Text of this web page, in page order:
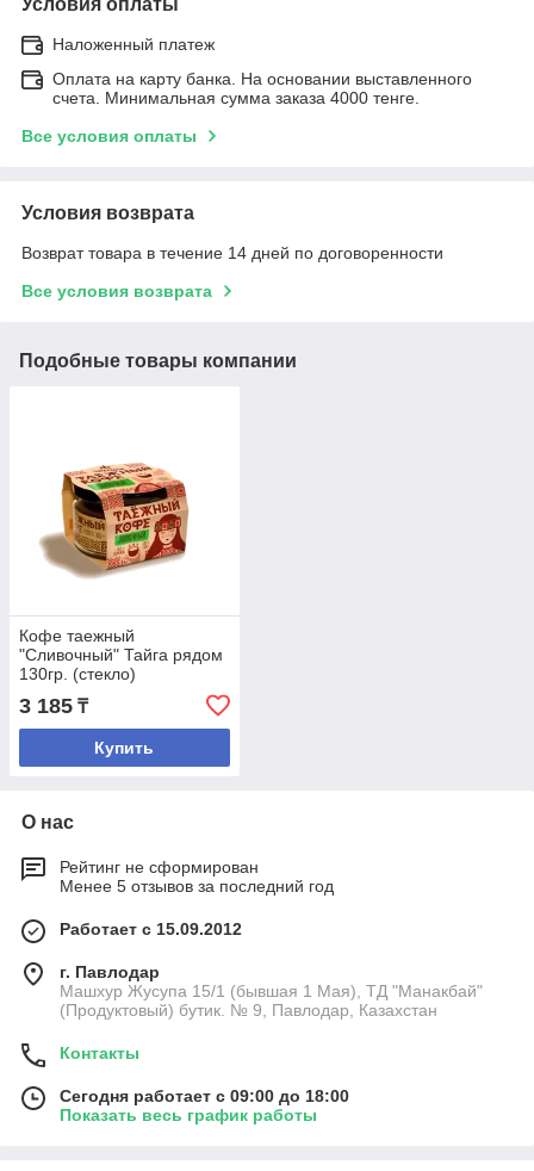
Наложенный платеж
Оплата на карту банка. На основании выставленного
счета. Минимальная сумма заказа 4000 тенге.
Все условия оплаты
Условия возврата
Возврат товара в течение 14 дней по договоренности
Все условия возврата
Подобные товары компании
Кофе таежный
"Сливочный" Тайга рядом
130гр. (стекло)
3 185 ₸
Купить
О нас
Рейтинг не сформирован
Менее 5 отзывов за последний год
Работает с 15.09.2012
г. Павлодар
Машхур Жусупа 15/1 (бывшая 1 Мая), ТД "Манакбай"
(Продуктовый) бутик. № 9, Павлодар, Казахстан
Контакты
Сегодня работает с 09:00 до 18:00
Показать весь график работы